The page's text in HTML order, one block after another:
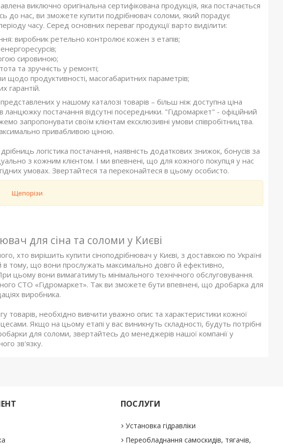
​​виключно оригінальна сертифікована продукція, яка постачається
до нас, ви зможете купити подрібнювач соломи, який порадує
часу. Серед основних переваг продукції варто виділити:
виробник ретельно контролює кожен з етапів;
сировиною;
та зручність у ремонті;
щодо продуктивності, масогабаритних параметрів;
гарантій.
у нашому каталозі товарів – більш ніж доступна ціна
постачання відсутні посередники. "Гідромаркет" - офіційний
запропонувати своїм клієнтам ексклюзивні умови співробітництва.
привабливою ціною.
логістика постачання, наявність додаткових знижок, бонусів за
з кожним клієнтом. І ми впевнені, що для кожного покупця у нас
умовах. Звертайтеся та переконайтеся в цьому особисто.
Щепорізи
для сіна та соломи у Києві
хто вирішить купити сіноподрібнювач у Києві, з доставкою по Україні
в тому, що вони прослужать максимально довго й ефективно,
цьому вони вимагатимуть мінімального технічного обслуговування.
СТО «Гідромаркет». Так ви зможете бути впевнені, що дробарка для
виробника.
необхідно вивчити уважно опис та характеристики кожної
Якщо на цьому етапі у вас виникнуть складності, будуть потрібні
для соломи, звертайтесь до менеджерів нашої компанії у
зв'язку.
ПОСЛУГИ
Установка гідравліки
Переобладнання самоскидів, тягачів,